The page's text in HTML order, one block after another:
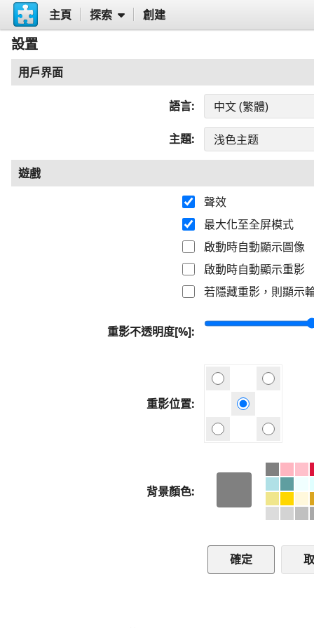
主頁 探索 創建
設置
用戶界面
語言
主題
遊戲
聲效
最大化至全屏模式
啟動時自動顯示圖像
啟動時自動顯示重影
若隱藏重影，則顯示
重影不透明度[%]
重影位置
背景顏色